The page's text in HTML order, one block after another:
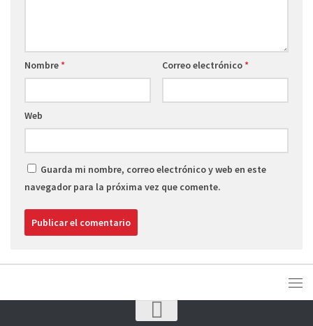
Nombre* Correo electrónico*
Web
Guarda mi nombre, correo electrónico y web en este
navegador para la próxima vez que comente.